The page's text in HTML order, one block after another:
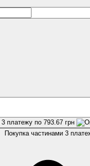
3 платежу по 793.67 грн
Покупка частинами 3